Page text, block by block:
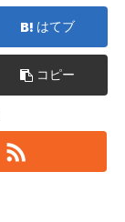
はてブ
コピー